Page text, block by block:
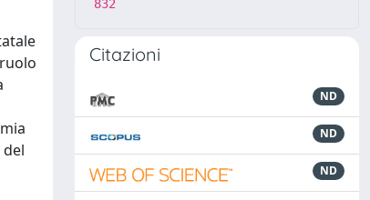
832
Citazioni
ND
ND
ND